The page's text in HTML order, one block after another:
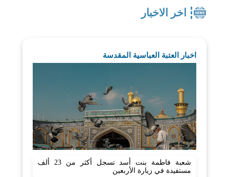
اخر الاخبار
اخبار العتبة العباسية المقدسة
شعبة فاطمة بنت أسد تسجل أكثر من 23 ألف
مستفيدة في زيارة الأربعين